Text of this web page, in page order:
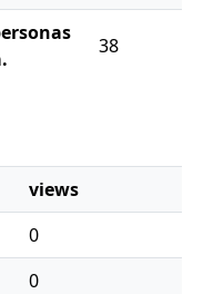
38
views
0
0